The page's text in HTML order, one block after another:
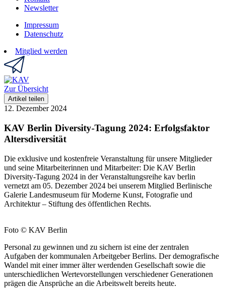
Newsletter
Impressum
Datenschutz
Mitglied werden
Zur Übersicht
Artikel teilen
12. Dezember 2024
KAV Berlin Diversity-Tagung 2024: Erfolgsfaktor
Altersdiversität
Die exklusive und kostenfreie Veranstaltung für unsere Mitglieder
und seine Mitarbeiterinnen und Mitarbeiter: Die KAV Berlin
Diversity-Tagung 2024 in der Veranstaltungsreihe kav berlin
vernetzt am 05. Dezember 2024 bei unserem Mitglied Berlinische
Galerie Landesmuseum für Moderne Kunst, Fotografie und
Architektur – Stiftung des öffentlichen Rechts.
Foto © KAV Berlin
Personal zu gewinnen und zu sichern ist eine der zentralen
Aufgaben der kommunalen Arbeitgeber Berlins. Der demografische
Wandel mit einer immer älter werdenden Gesellschaft sowie die
unterschiedlichen Wertevorstellungen verschiedener Generationen
prägen die Ansprüche an die Arbeitswelt bereits heute.